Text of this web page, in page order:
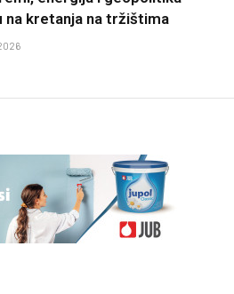
na kretanja na tržištima